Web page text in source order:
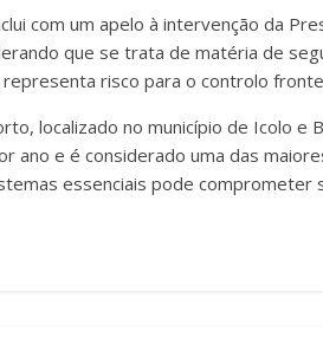
com um apelo à intervenção da
que se trata de matéria de
risco para o controlo
localizado no município de Icolo
ano e é considerado uma das
essenciais pode comprometer